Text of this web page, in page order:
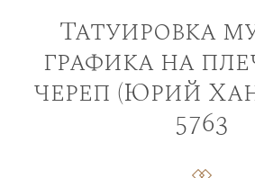
Татуировка
графика на
череп (Юрий
5763